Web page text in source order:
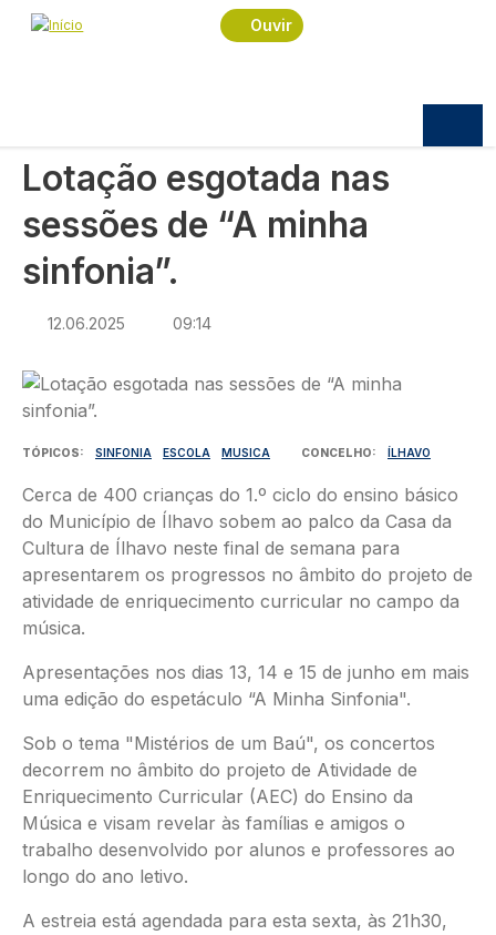
Passar para o conteúdo principal
Ouvir
Navegação estrutural
Início
Cultura
Lotação esgotada nas sessões de “A minha
Lotação esgotada nas
sessões de “A minha
sinfonia”.
12.06.2025 09:14
Imagem
TÓPICOS SINFONIA ESCOLA MUSICA CONCELHO ÍLHAVO
Cerca de 400 crianças do 1.º ciclo do ensino básico
do Município de Ílhavo sobem ao palco da Casa da
Cultura de Ílhavo neste final de semana para
apresentarem os progressos no âmbito do projeto de
atividade de enriquecimento curricular no campo da
música.
Apresentações nos dias 13, 14 e 15 de junho em mais
uma edição do espetáculo “A Minha Sinfonia".
Sob o tema "Mistérios de um Baú", os concertos
decorrem no âmbito do projeto de Atividade de
Enriquecimento Curricular (AEC) do Ensino da
Música e visam revelar às famílias e amigos o
trabalho desenvolvido por alunos e professores ao
longo do ano letivo.
A estreia está agendada para esta sexta, às 21h30,